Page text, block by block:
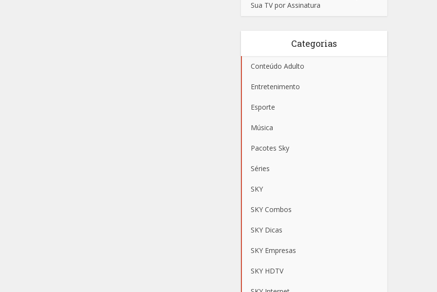
Sua TV por Assinatura
Categorias
Conteúdo Adulto
Entretenimento
Esporte
Música
Pacotes Sky
Séries
SKY
SKY Combos
SKY Dicas
SKY Empresas
SKY HDTV